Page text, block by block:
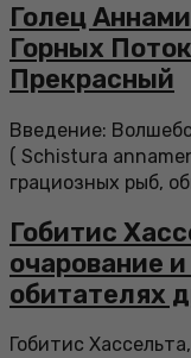
Голец
Горных
Прекрасный
Введение:
( Schistura
грациозных рыб,
Гобитис
очарование
обитателях
Гобитис